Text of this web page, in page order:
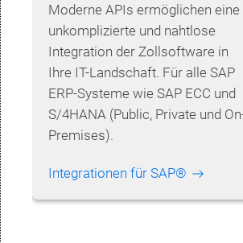
Moderne APIs ermöglichen eine
unkomplizierte und nahtlose
Integration der Zollsoftware in
Ihre IT-Landschaft. Für alle SAP
ERP-Systeme wie SAP ECC und
S/4HANA (Public, Private und
Premises).
Integrationen für SAP®